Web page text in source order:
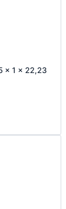
x 1 x 22,23